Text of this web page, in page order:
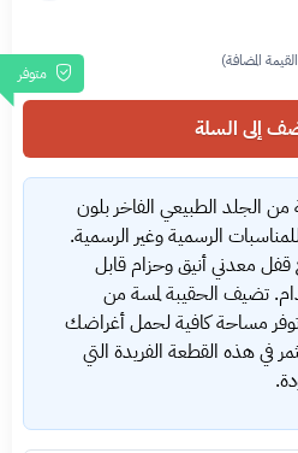
متوفر
المضافة)
الجلد الطبيعي الفاخر بلون
الرسمية وغير الرسمية.
معدني أنيق وحزام قابل
تضيف الحقيبة لمسة من
مساحة كافية لحمل أغراضك
في هذه القطعة الفريدة التي